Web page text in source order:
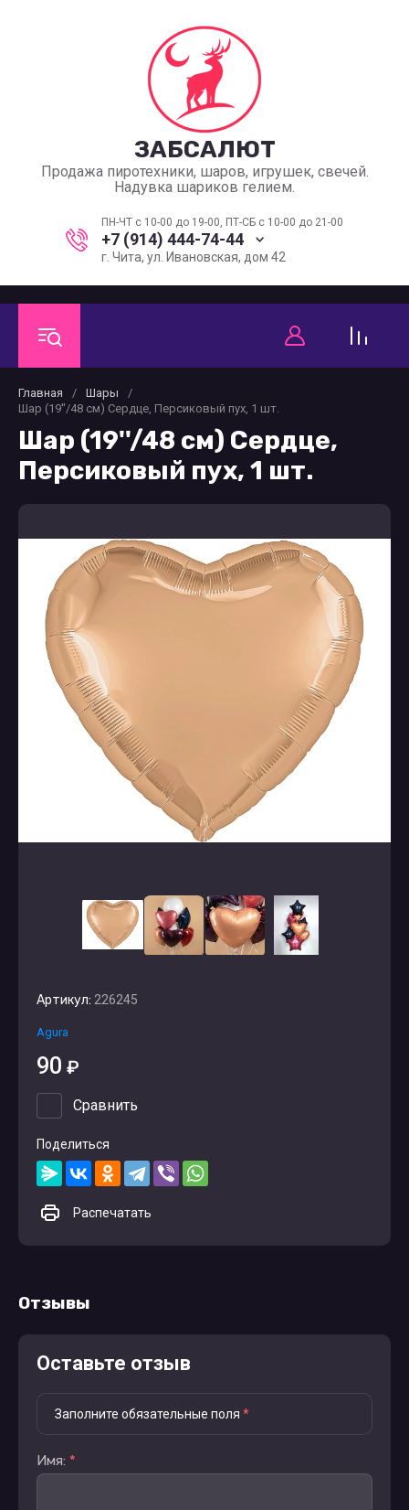
ЗАБСАЛЮТ
Продажа пиротехники, шаров, игрушек, свечей.
Надувка шариков гелием.
ПН-ЧТ с 10-00 до 19-00, ПТ-СБ с 10-00 до 21-00
+7 (914) 444-74-44
г. Чита, ул. Ивановская, дом 42
Главная / Шары
/
Шар (19''/48 см) Сердце, Персиковый пух, 1 шт.
Шар (19''/48 см) Сердце,
Персиковый пух, 1 шт.
Артикул: 226245
Agura
90 ₽
Сравнить
Поделиться
Распечатать
Отзывы
Оставьте отзыв
Заполните обязательные поля *
Имя: *